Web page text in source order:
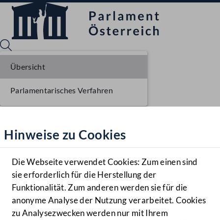
Hilfe
Benutzer
Navigationsmenü öffnen
MENÜ
Hinweise zu Cookies
Die Webseite verwendet Cookies: Zum einen sind
sie erforderlich für die Herstellung der
Funktionalität. Zum anderen werden sie für die
anonyme Analyse der Nutzung verarbeitet. Cookies
zu Analysezwecken werden nur mit Ihrem
Übersicht
Parlamentarisches Verfahren